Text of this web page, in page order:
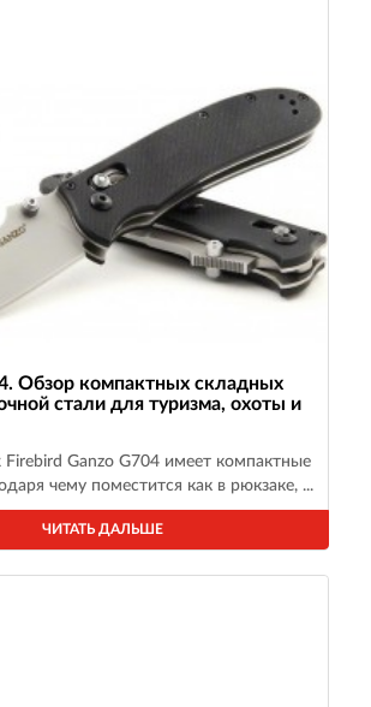
Обзор компактных складных
стали для туризма, охоты и
Ganzo G704 имеет компактные
чему поместится как в рюкзаке, ...
ЧИТАТЬ ДАЛЬШЕ